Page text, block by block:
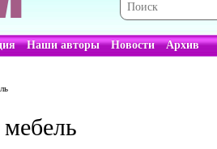
Наши авторы Новости Архив